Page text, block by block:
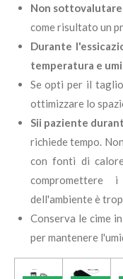
Non
come risultato un
Durante
temperatura e
Se opti per il
ottimizzare lo
Sii paziente
richiede tempo.
con fonti di
dell'ambiente è
Conserva le cime
per mantenere